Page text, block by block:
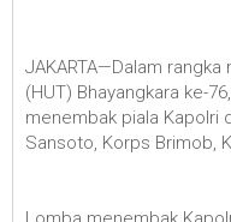
JAKARTA—Dalam rangka
(HUT) Bhayangkara ke-
menembak piala Kapolri
Sansoto, Korps Brimob,